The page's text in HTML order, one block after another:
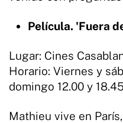
Película. 'Fuera
Lugar: Cines
Horario: Viernes y
domingo 12.00 y
Mathieu vive en